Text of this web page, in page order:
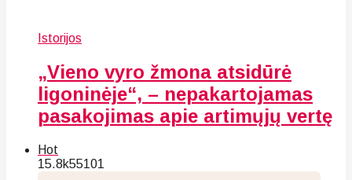
Istorijos
„Vieno vyro žmona atsidūrė
ligoninėje“, – nepakartojamas
pasakojimas apie artimųjų vertę
Hot
15.8k55101